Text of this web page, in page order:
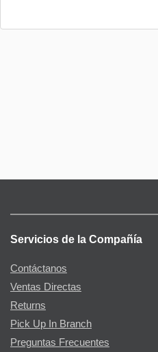
Servicios de la Compañía
Contáctanos
Ventas Directas
Returns
Pick Up In Branch
Preguntas Frecuentes